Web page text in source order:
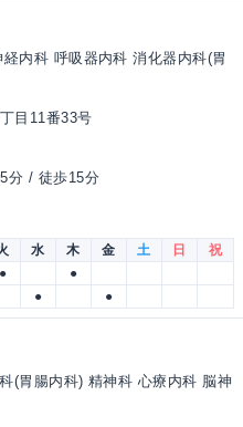
内科 呼吸器内科 消化器内科(胃
目11番33号
分 / 徒歩15分
水 木 金 土 日
祝
●
●
● ●
(胃腸内科) 精神科 心療内科 脳神